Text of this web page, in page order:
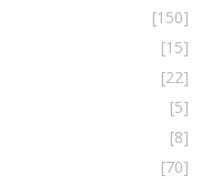
[150]
[15]
[22]
[5]
[8]
[70]